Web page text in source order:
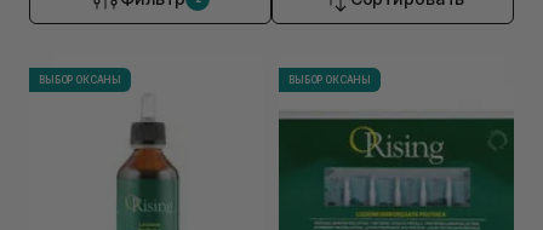
ВЫБОР ОКСАНЫ ВЫБОР ОКСАНЫ